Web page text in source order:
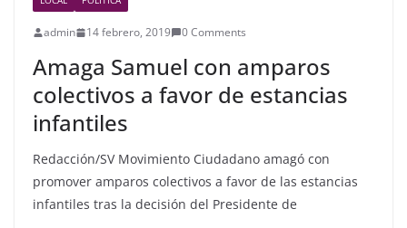
o
o
k
admin 14 febrero, 2019 0 Comments
Amaga Samuel con amparos
colectivos a favor de estancias
infantiles
Redacción/SV Movimiento Ciudadano amagó con
promover amparos colectivos a favor de las estancias
infantiles tras la decisión del Presidente de